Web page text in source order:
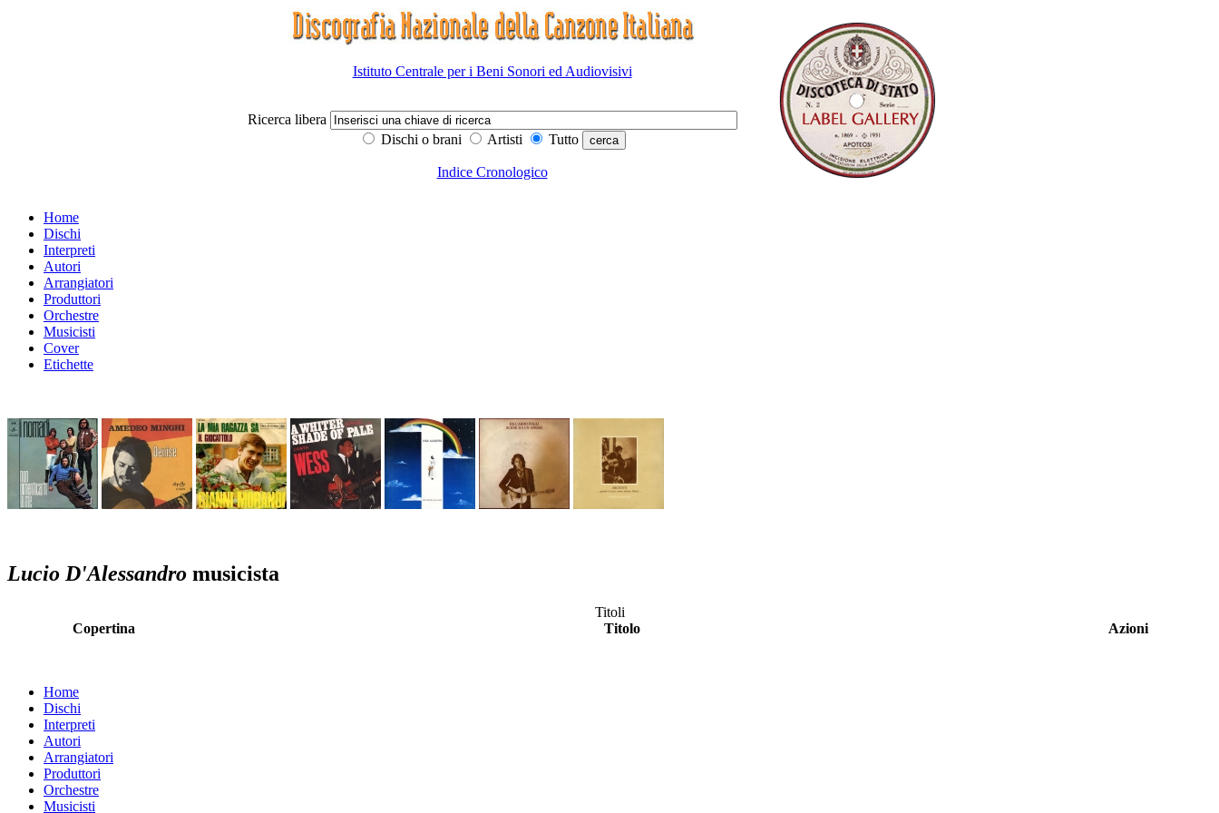
Istituto Centrale per i Beni Sonori ed Audiovisivi
Ricerca libera
Dischi o brani
Artisti Tutto
Indice Cronologico
Home
Dischi
Interpreti
Autori
Arrangiatori
Produttori
Orchestre
Musicisti
Cover
Etichette
Lucio D'Alessandro musicista
Titoli
Copertina
Titolo Azioni
Home
Dischi
Interpreti
Autori
Arrangiatori
Produttori
Orchestre
Musicisti